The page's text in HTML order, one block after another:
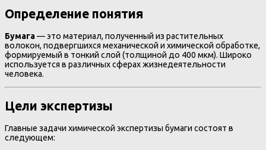
Определение понятия
Бумага— это материал, полученный из растительных
волокон, подвергшихся механической и химической обработке,
формируемый в тонкий слой (толщиной до 400 мкм). Широко
используется в различных сферах жизнедеятельности
человека.
Цели экспертизы
Главные задачи химической экспертизы бумаги состоят в
следующем: